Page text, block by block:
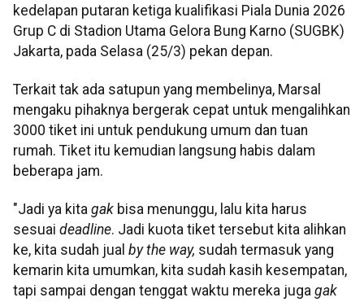
kedelapan putaran ketiga kualifikasi Piala Dunia 2026
Grup C di Stadion Utama Gelora Bung Karno (SUGBK)
Jakarta, pada Selasa (25/3) pekan depan.
Terkait tak ada satupun yang membelinya, Marsal
mengaku pihaknya bergerak cepat untuk mengalihkan
3000 tiket ini untuk pendukung umum dan tuan
rumah. Tiket itu kemudian langsung habis dalam
beberapa jam.
"Jadi ya kita gak bisa menunggu, lalu kita harus
sesuai deadline. Jadi kuota tiket tersebut kita alihkan
ke, kita sudah jual by the way, sudah termasuk yang
kemarin kita umumkan, kita sudah kasih kesempatan,
tapi sampai dengan tenggat waktu mereka juga gak